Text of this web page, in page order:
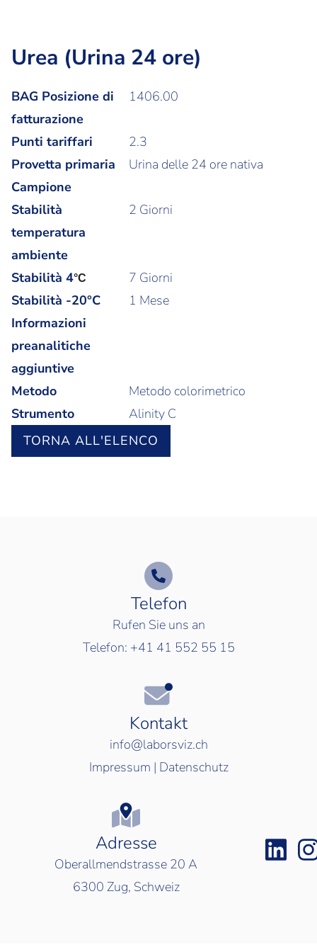
Urea (Urina 24 ore)
BAG Posizione di
fatturazione
1406.00
Punti tariffari
2.3
Provetta primaria
Urina delle 24 ore nativa
Campione
Stabilità
temperatura
ambiente
2 Giorni
Stabilità 4°C
7 Giorni
Stabilità -20°C
1 Mese
Informazioni
preanalitiche
aggiuntive
Metodo
Metodo colorimetrico
Strumento
Alinity C
TORNA ALL'ELENCO
Telefon
Rufen Sie uns an
Telefon: +41 41 552 55 15
Kontakt
info@laborsviz.ch
Impressum | Datenschutz
Adresse
Oberallmendstrasse 20 A
6300 Zug, Schweiz